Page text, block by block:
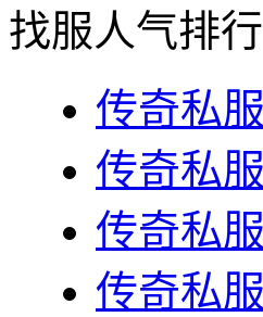
找服人气排行
传奇私
传奇私
传奇私
传奇私